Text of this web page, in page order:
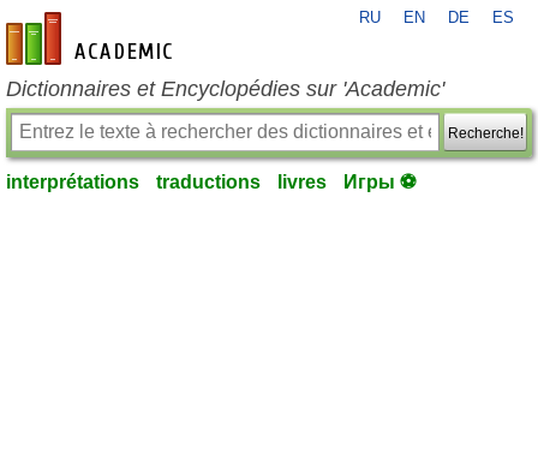
fr-academic.com
RU EN DE ES
Dictionnaires et Encyclopédies sur 'Academic'
Recherche!
interprétations traductions livres Игры ⚽